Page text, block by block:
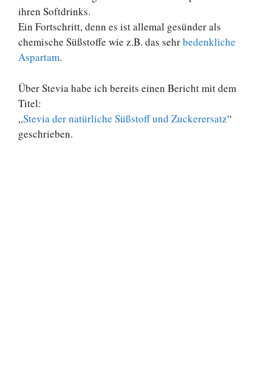
ihren Softdrinks.
Ein Fortschritt, denn es ist allemal gesünder als
chemische Süßstoffe wie z.B. das sehrbedenkliche
Aspartam.
Über Stevia habe ich bereits einen Bericht mit dem
Titel:
„Stevia der natürliche Süßstoff und Zuckerersatz“
geschrieben.